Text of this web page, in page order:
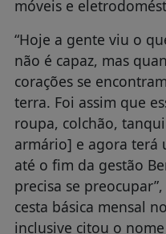
móveis e
“Hoje a gente viu o
não é capaz, mas
corações se
terra. Foi assim que
roupa, colchão,
armário] e agora terá
até o fim da gestão
precisa se
cesta básica mensal
inclusive citou o